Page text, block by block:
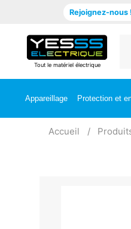
Rejoignez-nous
Tout le matériel électrique
Appareillage Protection et
Accueil